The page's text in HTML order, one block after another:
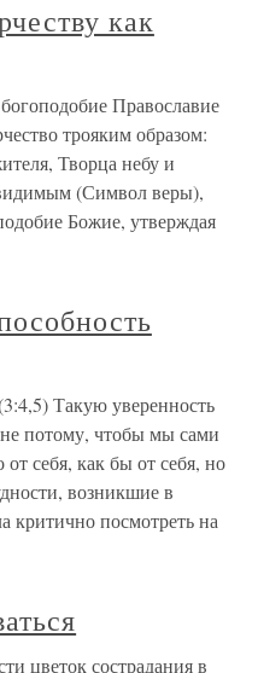
как
Православие
трояким образом:
Творца небу и
(Символ веры),
Божие, утверждая
Такую уверенность
потому, чтобы мы сами
себя, как бы от себя, но
возникшие в
критично посмотреть на
цветок сострадания в